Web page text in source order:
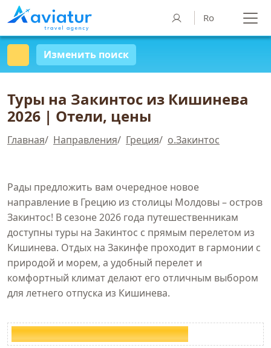
Ro
Изменить поиск
Туры на Закинтос из Кишинева
2026 | Отели, цены
Главная/ Направления/ Греция/ о.Закинтос
Рады предложить вам очередное новое
направление в Грецию из столицы Молдовы – остров
Закинтос! В сезоне 2026 года путешественникам
доступны туры на Закинтос с прямым перелетом из
Кишинева. Отдых на Закинфе проходит в гармонии с
природой и морем, а удобный перелет и
комфортный климат делают его отличным выбором
для летнего отпуска из Кишинева.